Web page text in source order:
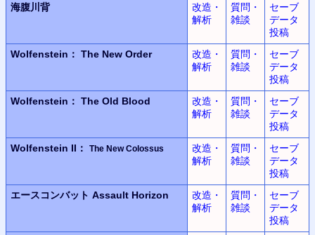
海腹川背
改造・
解析
質問・
雑談
セーブ
データ
投稿
Wolfenstein： The New Order
改造・
解析
質問・
雑談
セーブ
データ
投稿
Wolfenstein： The Old Blood
改造・
解析
質問・
雑談
セーブ
データ
投稿
Wolfenstein II：
The New Colossus
改造・
解析
質問・
雑談
セーブ
データ
投稿
エースコンバット Assault Horizon
改造・
解析
質問・
雑談
セーブ
データ
投稿